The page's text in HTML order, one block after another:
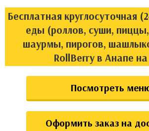
Бесплатная круглосуточная
еды (роллов, суши,
шаурмы, пирогов,
RollBerry в Анапе
Посмотреть
Оформить заказ на
кухня
кухня
кухня
булочки